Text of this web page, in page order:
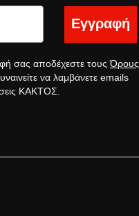
Εγγραφή
σας αποδέχεστε τουςΌρους
να λαμβάνετε emails
ΚΑΚΤΟΣ.